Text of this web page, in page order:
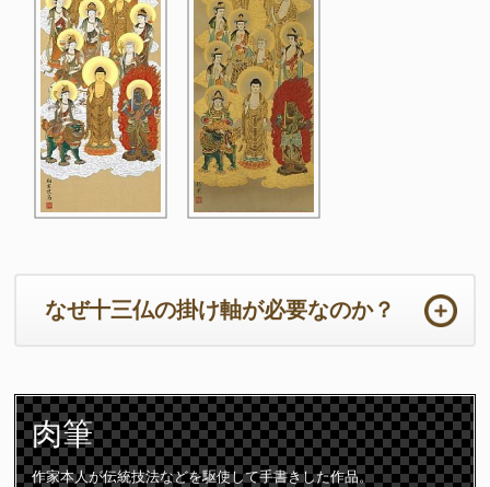
なぜ十三仏の掛け軸が必要なのか？
かと存じます。法要の本来の目的において重要なのは供養するため
のご住職の読経や仏壇です。仏壇周りは一番大切な所となります。
ご住職はじめ参列者が注目される場所となりますので仏壇仏具や床
の間の掛け軸は特に配慮が必要となります。
肉筆
作家本人が伝統技法などを駆使して手書きした作品。